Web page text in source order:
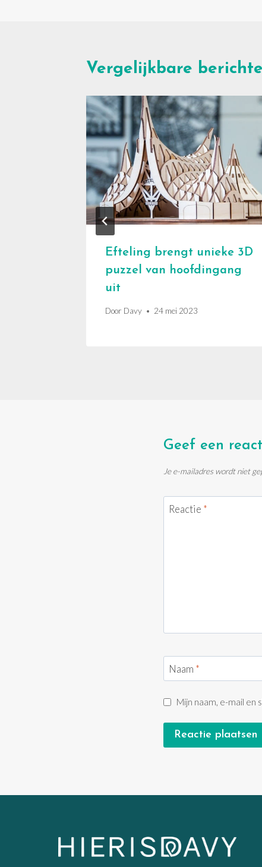
Vergelijkbare
Efteling brengt unieke 3D
puzzel van hoofdingang
uit
Door Davy 24 mei 2023
Geef een
Je e-mailadres wordt niet
Reactie *
Naam *
Mijn naam, e-mail